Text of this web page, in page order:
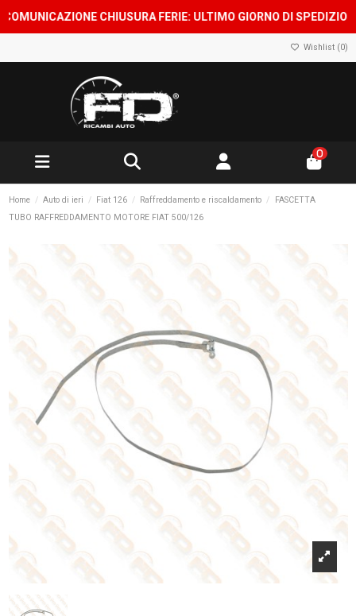
CHIUSURA FERIE: ULTIMO GIORNO DI SPEDIZIONE
Wishlist (0)
0
Home Auto di ieri Fiat 126 Raffreddamento e riscaldamento
FASCETTA
TUBO RAFFREDDAMENTO MOTORE FIAT 500/126